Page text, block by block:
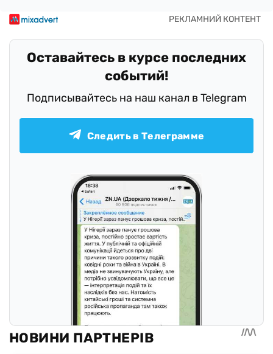
Оставайтесь в курсе последних
событий!
Подписывайтесь на наш канал в Telegram
Следить в Телеграмме